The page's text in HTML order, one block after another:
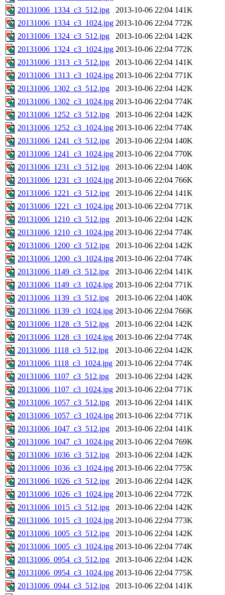
20131006_1334_c3_512.jpg
2013-10-06 22:04 141K
20131006_1334_c3_1024.jpg 2013-10-06 22:04 772K
20131006_1324_c3_512.jpg
2013-10-06 22:04 142K
20131006_1324_c3_1024.jpg 2013-10-06 22:04 772K
20131006_1313_c3_512.jpg
2013-10-06 22:04 141K
20131006_1313_c3_1024.jpg 2013-10-06 22:04 771K
20131006_1302_c3_512.jpg
2013-10-06 22:04 142K
20131006_1302_c3_1024.jpg 2013-10-06 22:04 774K
20131006_1252_c3_512.jpg
2013-10-06 22:04 142K
20131006_1252_c3_1024.jpg 2013-10-06 22:04 774K
20131006_1241_c3_512.jpg
2013-10-06 22:04 140K
20131006_1241_c3_1024.jpg 2013-10-06 22:04 770K
20131006_1231_c3_512.jpg
2013-10-06 22:04 140K
20131006_1231_c3_1024.jpg 2013-10-06 22:04 766K
20131006_1221_c3_512.jpg
2013-10-06 22:04 141K
20131006_1221_c3_1024.jpg 2013-10-06 22:04 771K
20131006_1210_c3_512.jpg
2013-10-06 22:04 142K
20131006_1210_c3_1024.jpg 2013-10-06 22:04 774K
20131006_1200_c3_512.jpg
2013-10-06 22:04 142K
20131006_1200_c3_1024.jpg 2013-10-06 22:04 774K
20131006_1149_c3_512.jpg
2013-10-06 22:04 141K
20131006_1149_c3_1024.jpg 2013-10-06 22:04 771K
20131006_1139_c3_512.jpg
2013-10-06 22:04 140K
20131006_1139_c3_1024.jpg 2013-10-06 22:04 766K
20131006_1128_c3_512.jpg
2013-10-06 22:04 142K
20131006_1128_c3_1024.jpg 2013-10-06 22:04 774K
20131006_1118_c3_512.jpg
2013-10-06 22:04 142K
20131006_1118_c3_1024.jpg 2013-10-06 22:04 774K
20131006_1107_c3_512.jpg
2013-10-06 22:04 142K
20131006_1107_c3_1024.jpg 2013-10-06 22:04 771K
20131006_1057_c3_512.jpg
2013-10-06 22:04 141K
20131006_1057_c3_1024.jpg 2013-10-06 22:04 771K
20131006_1047_c3_512.jpg
2013-10-06 22:04 141K
20131006_1047_c3_1024.jpg 2013-10-06 22:04 769K
20131006_1036_c3_512.jpg
2013-10-06 22:04 142K
20131006_1036_c3_1024.jpg 2013-10-06 22:04 775K
20131006_1026_c3_512.jpg
2013-10-06 22:04 142K
20131006_1026_c3_1024.jpg 2013-10-06 22:04 772K
20131006_1015_c3_512.jpg
2013-10-06 22:04 142K
20131006_1015_c3_1024.jpg 2013-10-06 22:04 773K
20131006_1005_c3_512.jpg
2013-10-06 22:04 142K
20131006_1005_c3_1024.jpg 2013-10-06 22:04 774K
20131006_0954_c3_512.jpg
2013-10-06 22:04 142K
20131006_0954_c3_1024.jpg 2013-10-06 22:04 775K
20131006_0944_c3_512.jpg
2013-10-06 22:04 141K